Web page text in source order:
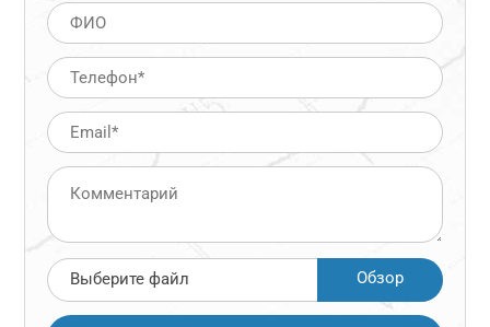
Выберите файл Обзор